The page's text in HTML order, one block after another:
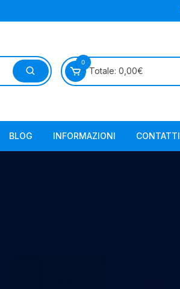
0
Totale: 0,00€
BLOG INFORMAZIONI CONTATTI